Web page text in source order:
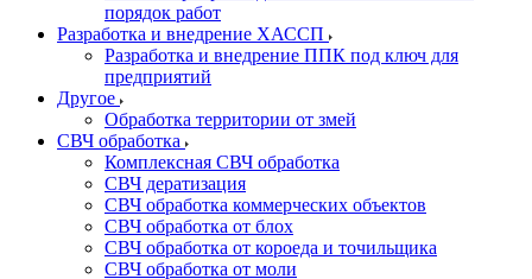
порядок работ
Разработка и внедрение ХАССП
Разработка и внедрение ППК под ключ для
предприятий
Другое
Обработка территории от змей
СВЧ обработка
Комплексная СВЧ обработка
СВЧ дератизация
СВЧ обработка коммерческих объектов
СВЧ обработка от блох
СВЧ обработка от короеда и точильщика
СВЧ обработка от моли